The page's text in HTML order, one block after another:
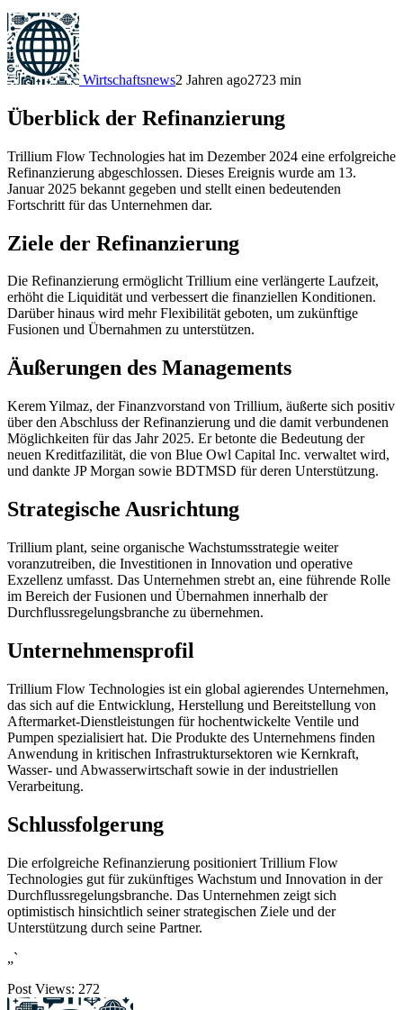
Wirtschaftsnews2 Jahren ago2723 min
Überblick der Refinanzierung
Trillium Flow Technologies hat im Dezember 2024 eine erfolgreiche
Refinanzierung abgeschlossen. Dieses Ereignis wurde am 13.
Januar 2025 bekannt gegeben und stellt einen bedeutenden
Fortschritt für das Unternehmen dar.
Ziele der Refinanzierung
Die Refinanzierung ermöglicht Trillium eine verlängerte Laufzeit,
erhöht die Liquidität und verbessert die finanziellen Konditionen.
Darüber hinaus wird mehr Flexibilität geboten, um zukünftige
Fusionen und Übernahmen zu unterstützen.
Äußerungen des Managements
Kerem Yilmaz, der Finanzvorstand von Trillium, äußerte sich positiv
über den Abschluss der Refinanzierung und die damit verbundenen
Möglichkeiten für das Jahr 2025. Er betonte die Bedeutung der
neuen Kreditfazilität, die von Blue Owl Capital Inc. verwaltet wird,
und dankte JP Morgan sowie BDTMSD für deren Unterstützung.
Strategische Ausrichtung
Trillium plant, seine organische Wachstumsstrategie weiter
voranzutreiben, die Investitionen in Innovation und operative
Exzellenz umfasst. Das Unternehmen strebt an, eine führende Rolle
im Bereich der Fusionen und Übernahmen innerhalb der
Durchflussregelungsbranche zu übernehmen.
Unternehmensprofil
Trillium Flow Technologies ist ein global agierendes Unternehmen,
das sich auf die Entwicklung, Herstellung und Bereitstellung von
Aftermarket-Dienstleistungen für hochentwickelte Ventile und
Pumpen spezialisiert hat. Die Produkte des Unternehmens finden
Anwendung in kritischen Infrastruktursektoren wie Kernkraft,
Wasser- und Abwasserwirtschaft sowie in der industriellen
Verarbeitung.
Schlussfolgerung
Die erfolgreiche Refinanzierung positioniert Trillium Flow
Technologies gut für zukünftiges Wachstum und Innovation in der
Durchflussregelungsbranche. Das Unternehmen zeigt sich
optimistisch hinsichtlich seiner strategischen Ziele und der
Unterstützung durch seine Partner.
„`
Post Views: 272